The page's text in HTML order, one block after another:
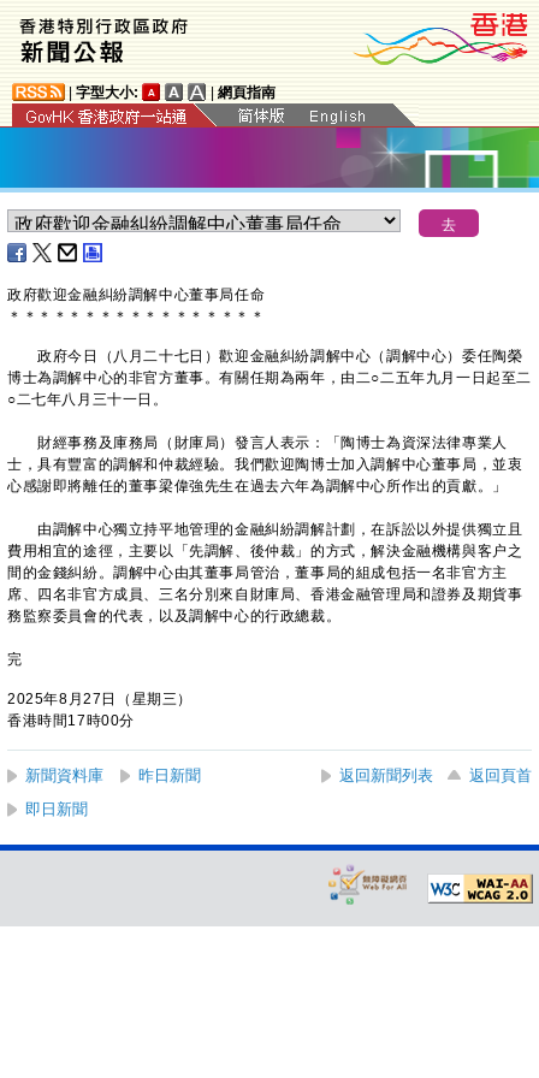
字型大小: 網頁指南
政府歡迎金融糾紛調解中心董事局任命
＊ ＊ ＊ ＊ ＊ ＊ ＊ ＊ ＊ ＊ ＊ ＊ ＊ ＊ ＊ ＊ ＊
政府今日（八月二十七日）歡迎金融糾紛調解中心（調解中心）委任陶榮
博士為調解中心的非官方董事。有關任期為兩年，由二○二五年九月一日起至二
○二七年八月三十一日。
財經事務及庫務局（財庫局）發言人表示：「陶博士為資深法律專業人
士，具有豐富的調解和仲裁經驗。我們歡迎陶博士加入調解中心董事局，並衷
心感謝即將離任的董事梁偉強先生在過去六年為調解中心所作出的貢獻。」
由調解中心獨立持平地管理的金融糾紛調解計劃，在訴訟以外提供獨立且
費用相宜的途徑，主要以「先調解、後仲裁」的方式，解決金融機構與客户之
間的金錢糾紛。調解中心由其董事局管治，董事局的組成包括一名非官方主
席、四名非官方成員、三名分別來自財庫局、香港金融管理局和證券及期貨事
務監察委員會的代表，以及調解中心的行政總裁。
完
2025年8月27日（星期三）
香港時間17時00分
新聞資料庫 昨日新聞 返回新聞列表
返回頁首
即日新聞